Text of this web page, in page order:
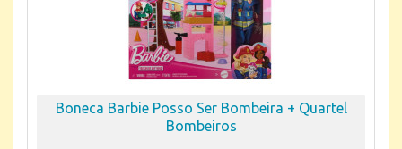
Boneca Barbie Posso Ser Bombeira + Quartel
Bombeiros